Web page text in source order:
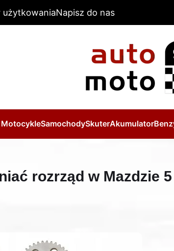
użytkowaniaNapisz do nas
MotocykleSamochodySkuterAkumulator
rozrząd w Mazdzie